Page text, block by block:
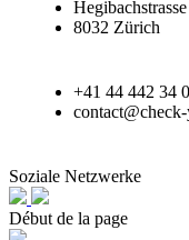
8032 Zürich
+41 44 442 34
Soziale Netzwerke
Début de la page